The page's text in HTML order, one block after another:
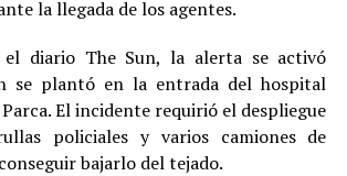
la llegada de los agentes.
el diario The Sun, la alerta se activó
se plantó en la entrada del hospital
El incidente requirió el despliegue
policiales y varios camiones de
bajarlo del tejado.